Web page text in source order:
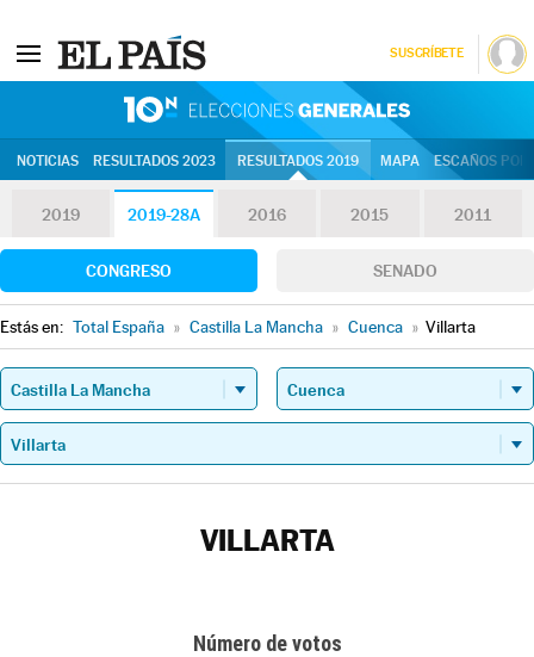
SUSCRÍBETE
NOTICIAS RESULTADOS 2023 RESULTADOS 2019 MAPA ESCAÑOS
2019 2019-28A 2016 2015 2011
CONGRESO SENADO
Estás en: Total España » Castilla La Mancha » Cuenca » Villarta
VILLARTA
Número de votos